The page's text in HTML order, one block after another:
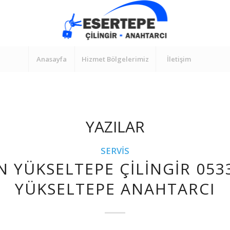
Anasayfa Hizmet Bölgelerimiz İletişim
YAZILAR
SERVIS
YÜKSELTEPE ÇILINGIR
YÜKSELTEPE ANAHTARCI